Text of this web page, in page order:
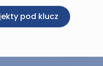
pod klucz